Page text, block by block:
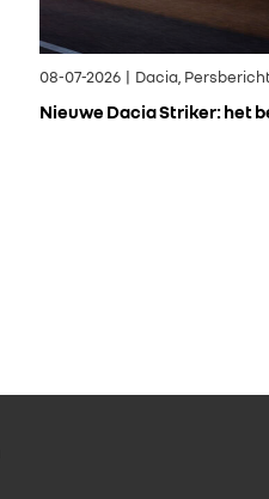
08-07-2026 | Dacia,
Nieuwe Dacia Striker: het